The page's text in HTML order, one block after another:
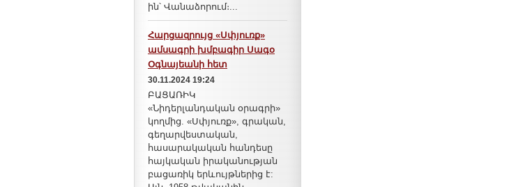
ին՝ Վանաձորում։...
Հարցազրույց «Սփյուռք»
ամսագրի խմբագիր Սագօ
Օգնայեանի հետ
30.11.2024 19:24
ԲԱՑԱՌԻԿ
«Նիդերլանդական օրագրի»
կողմից. «Սփյուռք», գրական,
գեղարվեստական,
հասարակական հանդեսը
հայկական իրականության
բացառիկ երևույթներից է: